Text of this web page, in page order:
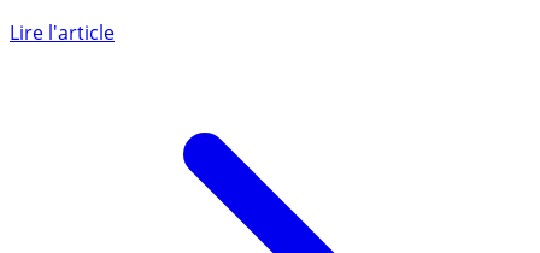
plébiscité par les presse financière. Cette offre de